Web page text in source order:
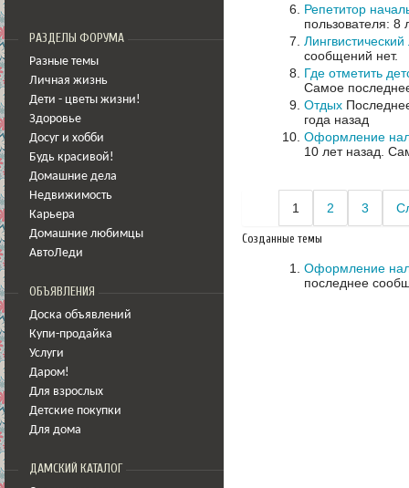
РАЗДЕЛЫ ФОРУМА
Разные темы
Личная жизнь
Дети - цветы жизни!
Здоровье
Досуг и хобби
Будь красивой!
Домашние дела
Недвижимость
Карьера
Домашние любимцы
АвтоЛеди
ОБЪЯВЛЕНИЯ
Доска объявлений
Купи-продайка
Услуги
Даром!
Для взрослых
Детские покупки
Для дома
ДАМСКИЙ КАТАЛОГ
Репетитор
пользователя: 8
Лингвистический
сообщений нет.
Где отметить
Самое
Отдых
года назад
Оформление
10 лет назад.
1 2 3
Созданные темы
Оформление
последнее